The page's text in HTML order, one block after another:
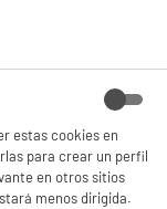
de metal incluida
por el lavavajillas
óptima de
AN 45 cm x PR 27
estas cookies en
para crear un perfil
en otros sitios
menos dirigida.